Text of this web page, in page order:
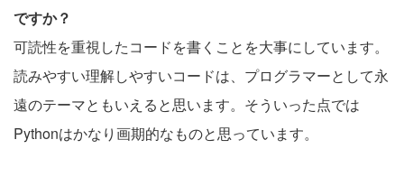
ですか？
可読性を重視したコードを書くことを大事にしています。
読みやすい理解しやすいコードは、プログラマーとして永
遠のテーマともいえると思います。そういった点では
Pythonはかなり画期的なものと思っています。